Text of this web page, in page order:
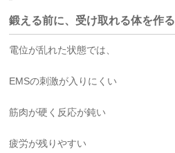
鍛える前に、受け取れる体を作る
電位が乱れた状態では、
EMSの刺激が入りにくい
筋肉が硬く反応が鈍い
疲労が残りやすい